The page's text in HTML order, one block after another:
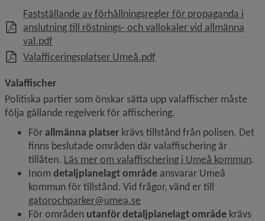
Fastställande av förhållningsregler för propaganda i
anslutning till röstnings- och vallokaler vid allmänna
val.pdf, 143.3 kB, öppnas i nytt fönster.
Valafficeringsplatser Umeå.pdf, 8 MB, öppnas i nytt
Valaffischer
Politiska partier som önskar sätta upp valaffischer måste
följa gällande regelverk för affischering.
För allmänna platser krävs tillstånd från polisen. Det
finns beslutade områden där valaffischering är
tillåten. Läs mer om valaffischering i Umeå kommun.
Inom detaljplanelagt område ansvarar Umeå
gatorochparker@umea.se
För områden utanför detaljplanelagt område krävs